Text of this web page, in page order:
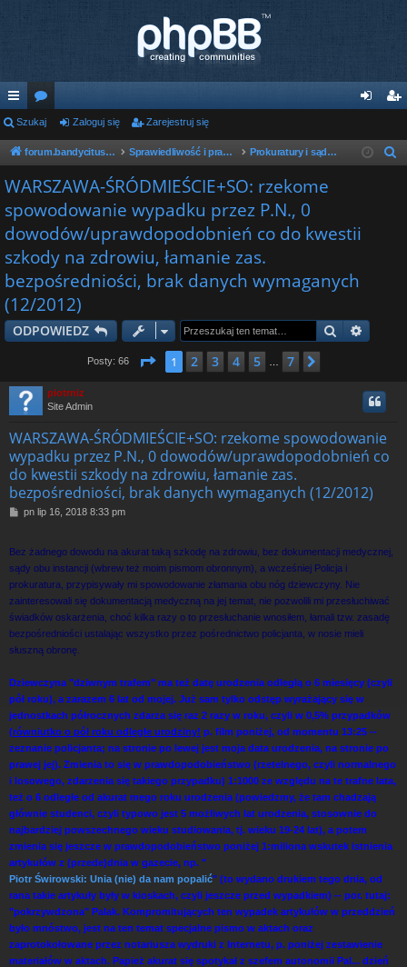
ię
ce
…
or
a og ej
Szukaj Zaloguj się Zarejestruj się
forum.bandycituska.com Sprawiedliwość i prawo w państwie bandyckim Prokuratury i sądy o dochodzeniach i śledztwach
WARSZAWA-ŚRÓDMIEŚCIE+SO: rzekome
spowodowanie wypadku przez P.N., 0
dowodów/uprawdopodobnień co do kwestii
szkody na zdrowiu, łamanie zas.
bezpośredniości, brak danych wymaganych
(12/2012)
ODPOWIEDZ Szukaj
Posty: 66 Strona z
1 2 3 4 5 7
piotrniz
Site Admin
WARSZAWA-ŚRÓDMIEŚCIE+SO: rzekome spowodowanie
wypadku przez P.N., 0 dowodów/uprawdopodobnień co
do kwestii szkody na zdrowiu, łamanie zas.
bezpośredniości, brak danych wymaganych (12/2012)
P
t
pn lip 16, 2018 8:33 pm
Bez żadnego dowodu na akurat taką szkodę na zdrowiu, bez dokumentacji medycznej,
sądy obu instancji (wbrew też moim pismom obronnym), a wcześniej Policja i
prokuratura, przypisywały mi spowodowanie złamania obu nóg dziewczyny. Nie
zainteresowali się dokumentacją medyczną na jej temat, nie pozwolili mi przesłuchiwać
świadków oskarżenia, choć kilka razy o to przesłuchanie wnosiłem, łamali tzw. zasadę
bezpośredniości ustalając wszystko przez pośrednictwo policjanta, w nosie mieli
słuszną obronę.
Dziewczyna "dziwnym trafem" ma też datę urodzenia odległą o 6 miesięcy (czyli
pół roku), a zarazem 6 lat od mojej. Już sam tylko odstęp wyrażający się w
jednostkach półrocznych zdarza się raz 2 razy w roku, czyli w 0,5% przypadków
(równiutko o pół roku odległe urodziny! p. film poniżej, od momentu 13:25 --
zeznanie policjanta; na stronie po lewej jest moja data urodzenia, na stronie po
prawej jej). Zmienia to się w prawdopodobieństwo (rzetelnego, czyli normalnego
i losowego, zdarzenia się takiego przypadku) 1:1000 ze względu na te trafne lata,
też o 6 odległe od akurat mego roku urodzenia (powiedzmy, że tam chadzają
głównie studenci, czyli typowo jest 5 możliwych lat urodzenia, stosownie do
najbardziej powszechnego wieku studiowania, tj. wieku 19-24 lat), a potem
zmienia się jeszcze w prawdopodobieństwo poniżej 1:miliona wskutek istnienia
artykułów z (przede)dnia w gazecie, np. "
Piotr Świrowski: Unia (nie) da nam popalić" (to wydano drukiem tego dnia, od
rana takie artykuły były w kioskach, czyli jeszcze przed wypadkiem) -- por. tutaj:
"pokrzywdzona" Palak. Kompromitujących ten wypadek artykułów w przeddzień
było mnóstwo, jest na ten temat specjalne pismo w aktach oraz
zaprotokołowane przez notariusza wydruki z Internetu, p. poniżej zestawienie
materiałów w aktach. Papież akurat się spotykał z szefem autonomii Pal... dzień